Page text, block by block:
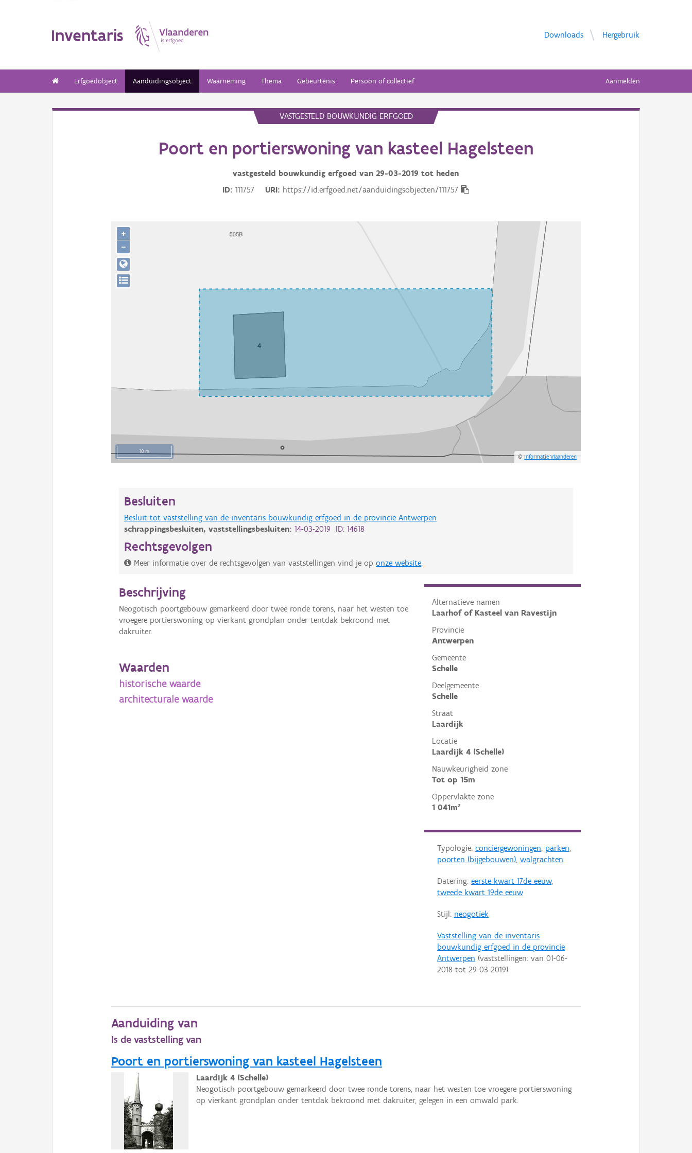
Inventaris Downloads Hergebruik
Erfgoedobject Aanduidingsobject Waarneming Thema Gebeurtenis Persoon of collectief Aanmelden
VASTGESTELD BOUWKUNDIG ERFGOED
Poort en portierswoning van kasteel Hagelsteen
vastgesteld bouwkundig erfgoed van29-03-2019 tot heden
ID
111757 URI https://id.erfgoed.net/aanduidingsobjecten/111757
10 m
©Informatie Vlaanderen
+
−
Besluiten
Besluit tot vaststelling van de inventaris bouwkundig erfgoed in de provincie Antwerpen
schrappingsbesluiten,vaststellingsbesluiten:14-03-2019 ID: 14618
Rechtsgevolgen
Meer informatie over de rechtsgevolgen van vaststellingen vind je oponze website.
Alternatieve namen
Laarhof of Kasteel van Ravestijn
Provincie
Antwerpen
Gemeente
Schelle
Deelgemeente
Schelle
Straat
Laardijk
Locatie
Laardijk 4 (Schelle)
Nauwkeurigheid zone
Tot op 15m
Oppervlakte zone
1 041m²
Typologie: conciërgewoningen, parken,
poorten (bijgebouwen), walgrachten
Datering: eerste kwart 17de eeuw,
tweede kwart 19de eeuw
Stijl: neogotiek
Vaststelling van de inventaris
bouwkundig erfgoed in de provincie
Antwerpen (vaststellingen: van 01-06-
2018tot 29-03-2019)
Beschrijving
Neogotisch poortgebouw gemarkeerd door twee ronde torens, naar het westen toe
vroegere portierswoning op vierkant grondplan onder tentdak bekroond met
dakruiter.
Waarden
historische waarde
architecturale waarde
Aanduiding van
Is de vaststelling van
Poort en portierswoning van kasteel Hagelsteen
Laardijk 4 (Schelle)
Neogotisch poortgebouw gemarkeerd door twee ronde torens, naar het westen toe vroegere portierswoning
op vierkant grondplan onder tentdak bekroond met dakruiter, gelegen in een omwald park.